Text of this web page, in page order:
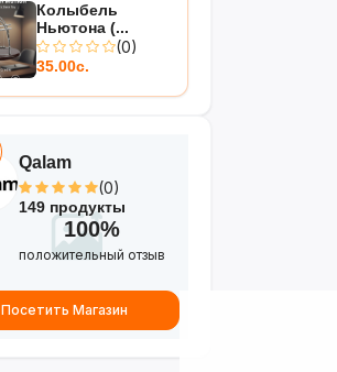
Колыбель
Ньютона (...
(0)
35.00с.
Qalam
(0)
149 продукты
100%
положительный отзыв
Посетить Магазин